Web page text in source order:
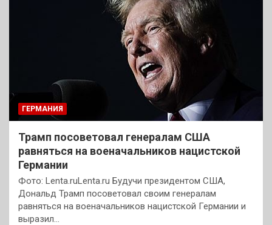
ГЕРМАНИЯ
Трамп посоветовал генералам США
равняться на военачальников нацистской
Германии
Фото: Lenta.ruLenta.ru Будучи президентом США,
Дональд Трамп посоветовал своим генералам
равняться на военачальников нацистской Германии и
выразил…